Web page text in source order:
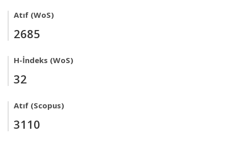
Atıf (WoS)
2685
H-İndeks (WoS)
32
Atıf (Scopus)
3110